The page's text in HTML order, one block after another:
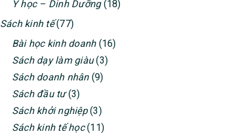
Y học – Dinh Dưỡng(18)
Sách kinh tế(77)
Bài học kinh doanh(16)
Sách dạy làm giàu(3)
Sách doanh nhân(9)
Sách đầu tư(3)
Sách khởi nghiệp(3)
Sách kinh tế học(11)